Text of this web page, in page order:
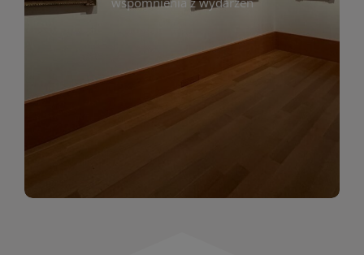
czytelników. Regularnie dodajemy nowe galerie,
by każdy mógł powrócić do wyjątkowych
momentów. Zapraszamy do obejrzenia,
wspominania i inspirowania się!